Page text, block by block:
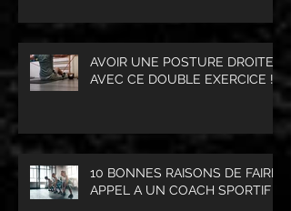
AVOIR UNE POSTURE DROITE
AVEC CE DOUBLE EXERCICE !
10 BONNES RAISONS DE FAIRE
APPEL A UN COACH SPORTIF